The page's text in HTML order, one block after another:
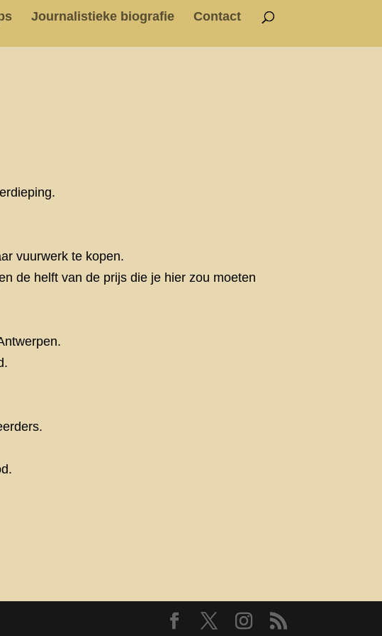
Journalistieke biografie Contact
vuurwerk te kopen.
de helft van de prijs die je hier zou moeten